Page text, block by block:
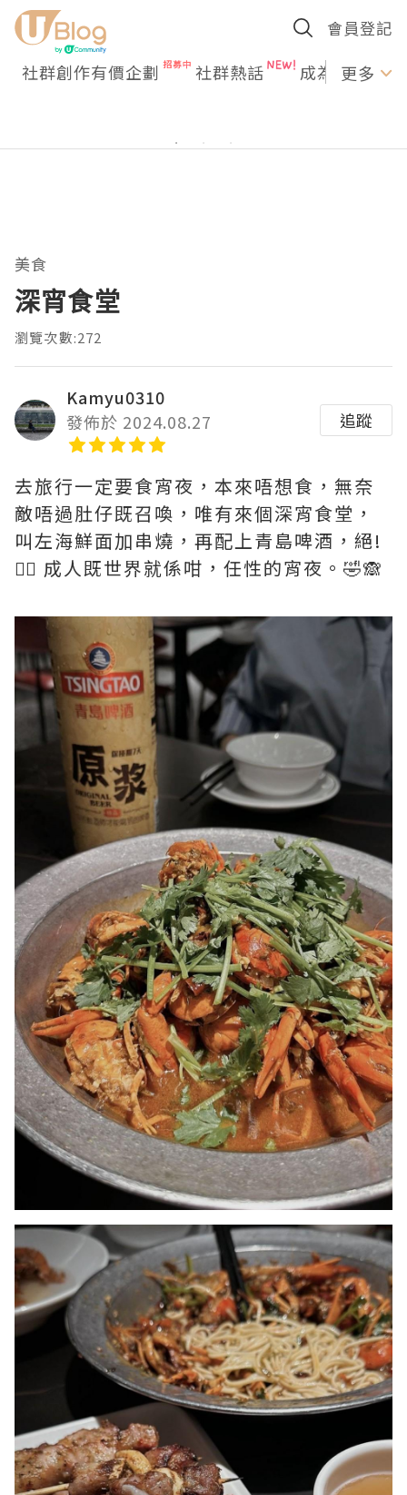
會員登記
社群創作有價企劃 社群熱話 成為U更多
美食
深宵食堂
瀏覽次數:272
Kamyu0310
發佈於 2024.08.27
追蹤
去旅行一定要食宵夜，本來唔想食，無奈
敵唔過肚仔既召喚，唯有來個深宵食堂，
叫左海鮮面加串燒，再配上青島啤酒，絕!
👍🏻 成人既世界就係咁，任性的宵夜。🤣🙈